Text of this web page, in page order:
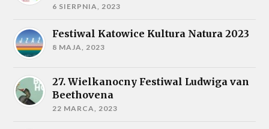
6 SIERPNIA, 2023
Festiwal Katowice Kultura Natura 2023
8 MAJA, 2023
27. Wielkanocny Festiwal Ludwiga van
Beethovena
22 MARCA, 2023